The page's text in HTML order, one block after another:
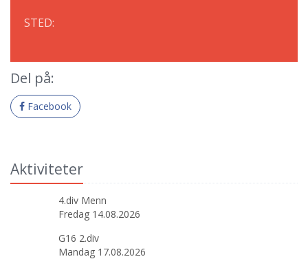
STED:
Del på:
Facebook
Aktiviteter
4.div Menn
Fredag 14.08.2026
G16 2.div
Mandag 17.08.2026